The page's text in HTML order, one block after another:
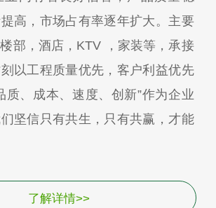
高，市场占有率逐年扩大。主要
部，酒店，KTV ，家装等，承接
以工程质量优先，客户利益优先
质、成本、速度、创新”作为企业
坚信只有共生，只有共赢，才能
了解详情>>